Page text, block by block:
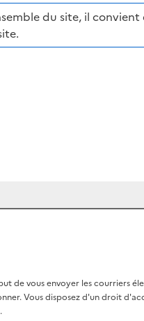
du site, il
de vous envoyer les courriers
Vous disposez d'un droit